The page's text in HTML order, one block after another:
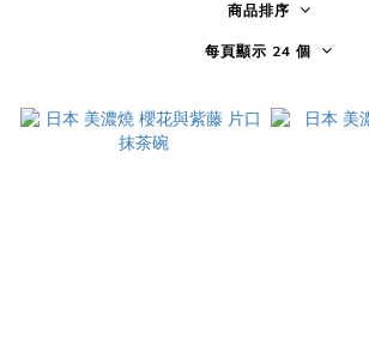
商品排序
每頁顯示 24 個